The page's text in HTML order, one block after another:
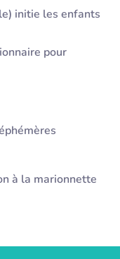
initie les enfants
pour
à la marionnette